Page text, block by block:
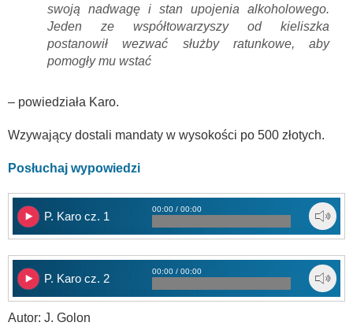
swoją nadwagę i stan upojenia alkoholowego.
Jeden ze współtowarzyszy od kieliszka
postanowił wezwać służby ratunkowe, aby
pomogły mu wstać
– powiedziała Karo.
Wzywający dostali mandaty w wysokości po 500 złotych.
Posłuchaj wypowiedzi
P. Karo cz. 1
00:00 / 00:00
P. Karo cz. 2
00:00 / 00:00
Autor: J. Golon